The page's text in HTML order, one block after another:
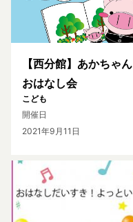
【西分館】あかちゃん
おはなし会
こども
開催日
2021年9月11日